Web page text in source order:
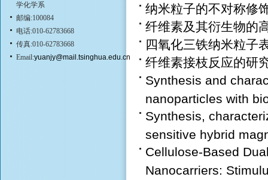
学化学系
邮编:100084
电话:010-62783668
传真:010-62783668
Email:yuanjy@mail.tsinghua.edu.cn
纳米粒子的不对称修
纤维素及其衍生物的
四氧化三铁纳米粒子
纤维素接枝反应的研
Synthesis and
nanoparticles with
Synthesis,
sensitive hybrid
Cellulose-Based
Nanocarriers: